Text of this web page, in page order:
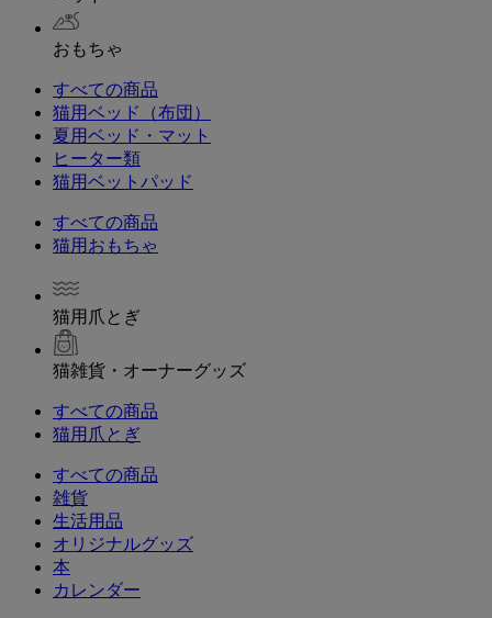
おもちゃ
すべての商品
猫用ベッド（布団）
夏用ベッド・マット
ヒーター類
猫用ベットパッド
すべての商品
猫用おもちゃ
猫用爪とぎ
猫雑貨・オーナーグッズ
すべての商品
猫用爪とぎ
すべての商品
雑貨
生活用品
オリジナルグッズ
本
カレンダー